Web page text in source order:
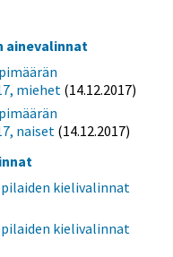
ainevalinnat
miehet (14.12.2017)
naiset (14.12.2017)
kielivalinnat
kielivalinnat